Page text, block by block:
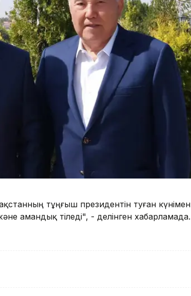
тұңғыш президентін туған күнімен
амандық тіледі", - делінген хабарламада.